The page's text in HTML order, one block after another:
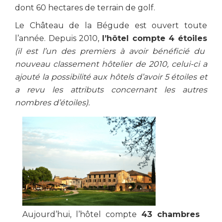
dont 60 hectares de terrain de golf.
Le Château de la Bégude est ouvert toute
l’année. Depuis 2010, l’hôtel compte 4 étoiles
(il est l’un des premiers à avoir bénéficié du
nouveau classement hôtelier de 2010, celui-ci a
ajouté la possibilité aux hôtels d’avoir 5 étoiles et
a revu les attributs concernant les autres
nombres d’étoiles).
Aujourd’hui, l’hôtel compte 43 chambres